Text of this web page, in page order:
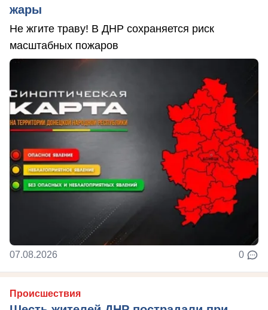
жары
Не жгите траву! В ДНР сохраняется риск
масштабных пожаров
07.08.2026 0
Происшествия